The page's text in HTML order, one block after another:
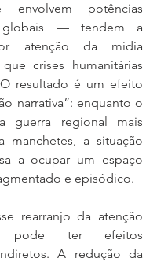
envolvem potências
globais — tendem a
atenção da mídia
crises humanitárias
resultado é um efeito
narrativa”: enquanto o
guerra regional mais
manchetes, a situação
a ocupar um espaço
e episódico.
rearranjo da atenção
pode ter efeitos
A redução da